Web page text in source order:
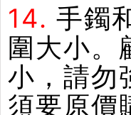
14. 手鐲
圍大小。
小，請勿
須要原價